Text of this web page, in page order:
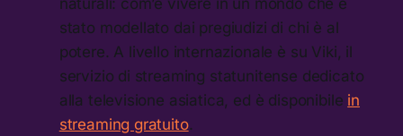
stato modellato dai pregiudizi di chi è al
potere. A livello internazionale è su Viki, il
servizio di streaming statunitense dedicato
alla televisione asiatica, ed è disponibile in
streaming gratuito.